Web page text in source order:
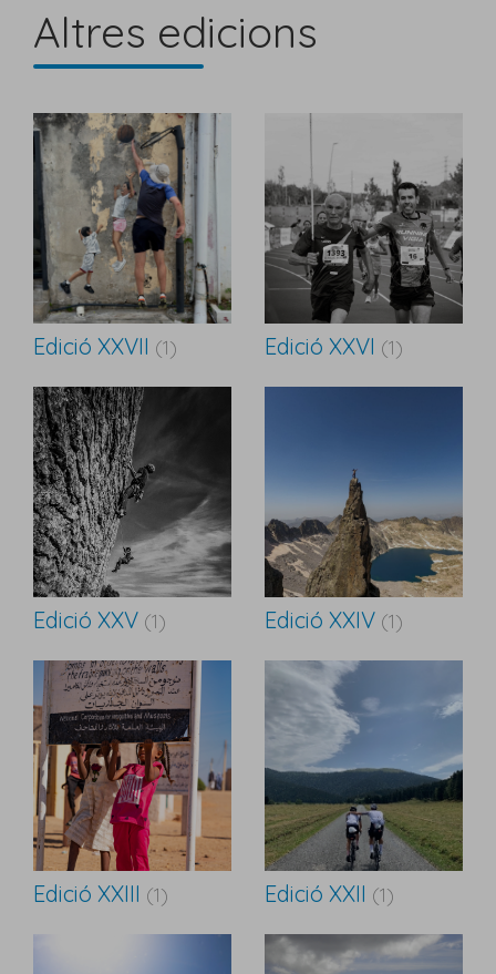
Altres edicions
Edició XXVII (1) Edició XXVI (1)
Edició XXV (1) Edició XXIV (1)
Edició XXIII (1) Edició XXII (1)